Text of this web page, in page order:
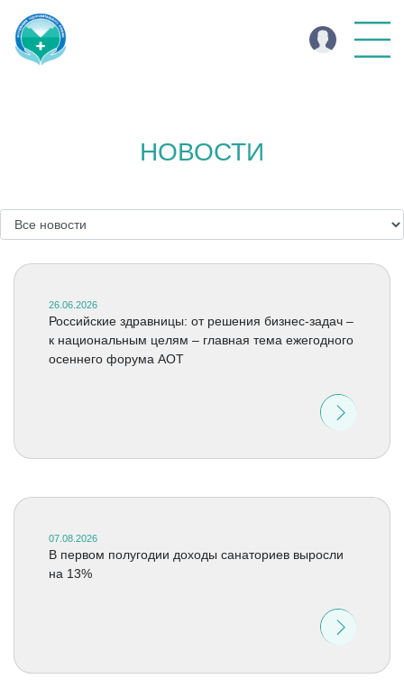
НОВОСТИ
26.06.2026
Российские здравницы: от решения бизнес-задач –
к национальным целям – главная тема ежегодного
осеннего форума АОТ
07.08.2026
В первом полугодии доходы санаториев выросли
на 13%